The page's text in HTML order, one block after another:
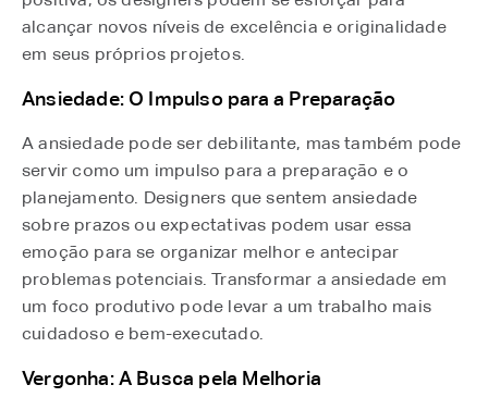
alcançar novos níveis de excelência e originalidade
em seus próprios projetos.
Ansiedade: O Impulso para a Preparação
A ansiedade pode ser debilitante, mas também pode
servir como um impulso para a preparação e o
planejamento. Designers que sentem ansiedade
sobre prazos ou expectativas podem usar essa
emoção para se organizar melhor e antecipar
problemas potenciais. Transformar a ansiedade em
um foco produtivo pode levar a um trabalho mais
cuidadoso e bem-executado.
Vergonha: A Busca pela Melhoria